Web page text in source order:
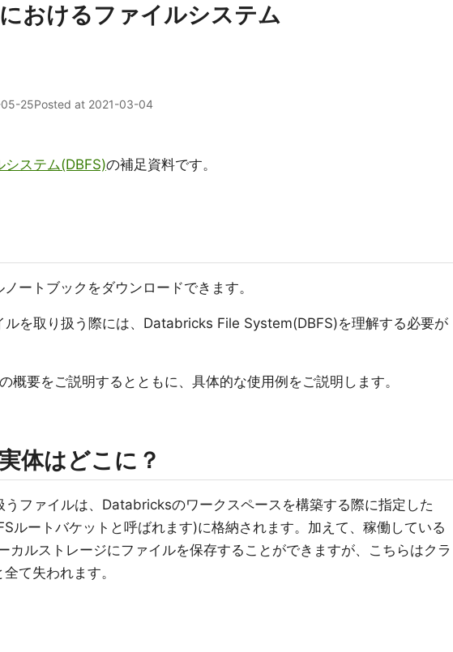
おけるファイルシステム
25Posted at 2021-03-04
ステム(DBFS)の補足資料です。
ートブックをダウンロードできます。
を取り扱う際には、Databricks File System(DBFS)を理解する必要が
概要をご説明するとともに、具体的な使用例をご説明します。
体はどこに？
ファイルは、Databricksのワークスペースを構築する際に指定した
ートバケットと呼ばれます)に格納されます。加えて、稼働している
ルストレージにファイルを保存することができますが、こちらはクラ
て失われます。